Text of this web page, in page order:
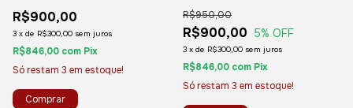
R$900,00
3 x de R$300,00 sem juros
R$846,00 com Pix
Só restam 3 em estoque!
R$900,00
R$950,00
5% OFF
3 x de R$300,00 sem juros
R$846,00 com Pix
Só restam 3 em estoque!